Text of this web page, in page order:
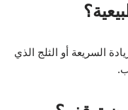
السريعة أو الثلج الذي